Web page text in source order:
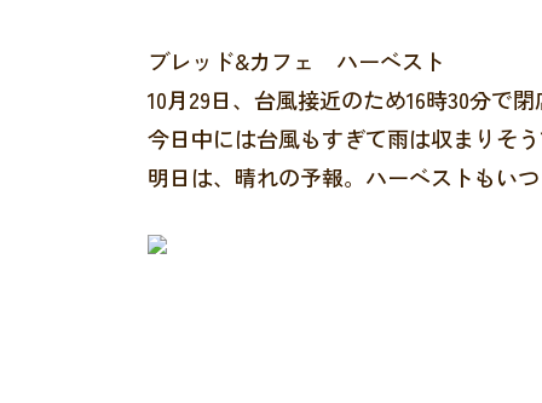
ブレッド&カフェ ハーベスト
10月29日、台風接近のため16時30分で
今日中には台風もすぎて雨は収まりそ
明日は、晴れの予報。ハーベストもい